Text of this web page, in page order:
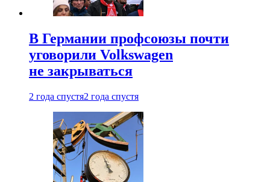
В Германии профсоюзы почти
уговорили Volkswagen
не закрываться
2 года спустя2 года спустя